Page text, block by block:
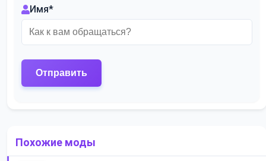
Имя*
Похожие моды